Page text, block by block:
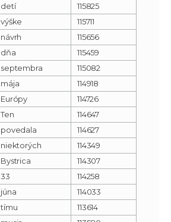
detí
115825
výške
115711
návrh
115656
dňa
115459
septembra
115082
mája
114918
Európy
114726
Ten
114647
povedala
114627
niektorých
114349
Bystrica
114307
33
114258
júna
114033
tímu
113614